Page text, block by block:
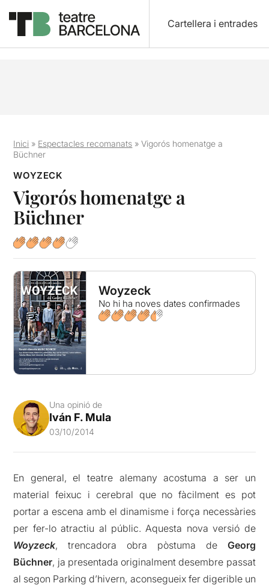
Cartellera i entrades
Inici » Espectacles recomanats »Vigorós homenatge a
Büchner
WOYZECK
Vigorós homenatge a
Büchner
Woyzeck
No hi ha noves dates confirmades
Una opinió de
Iván F. Mula
03/10/2014
En general, el teatre alemany acostuma a ser un
material feixuc i cerebral que no fàcilment es pot
portar a escena amb el dinamisme i força necessàries
per fer-lo atractiu al públic. Aquesta nova versió de
Woyzeck, trencadora obra pòstuma de Georg
Büchner, ja presentada originalment desembre passat
al segon Parking d’hivern, aconsegueix fer digerible un